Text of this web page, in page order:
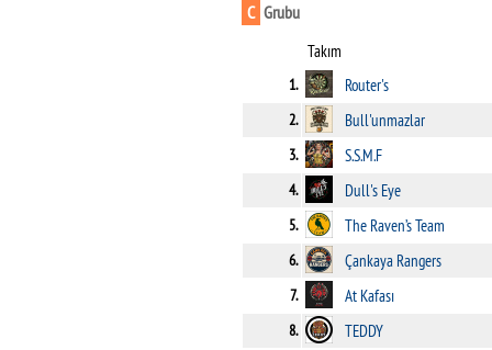
C Grubu
Takım
1. Router's
2. Bull'unmazlar
3. S.S.M.F
4. Dull's Eye
5. The Raven’s Team
6. Çankaya Rangers
7. At Kafası
8. TEDDY